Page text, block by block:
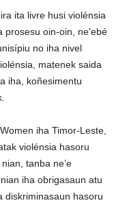
ita livre husi violénsia
oin-oin, ne’ebé
no iha nivel
matenek saida
iha, koñesimentu
iha Timor-Leste,
violénsia hasoru
tanba ne’e
iha obrigasaun atu
diskriminasaun hasoru